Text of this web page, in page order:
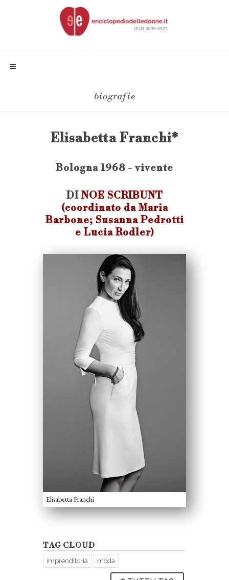
biografie
Elisabetta Franchi*
Bologna 1968 - vivente
DI NOE SCRIBUNT
(coordinato da Maria
Barbone; Susanna Pedrotti
e Lucia Rodler)
Elisabetta Franchi
TAG CLOUD
imprenditoria moda